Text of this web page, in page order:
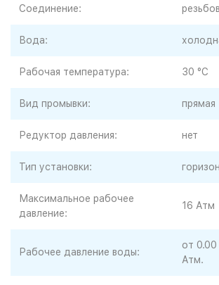
Соединение:
Вода:
Рабочая температура: 30 °C
Вид промывки: прямая
Редуктор давления: нет
Тип установки:
Максимальное рабочее
давление:
16 Атм
Рабочее давление воды:
от
Атм.